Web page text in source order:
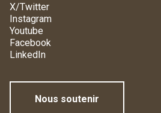
X/Twitter
Instagram
Youtube
Facebook
LinkedIn
Nous soutenir